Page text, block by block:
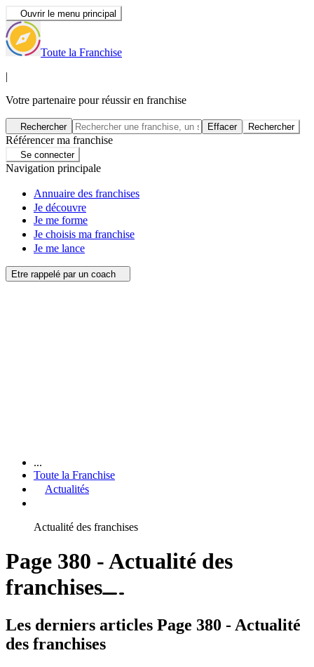
Ouvrir le menu principal
Toute la Franchise
|
Votre partenaire pour réussir en franchise
Rechercher Effacer Rechercher
Référencer ma franchise
Se connecter
Navigation principale
Annuaire des franchises
Je découvre
Je me forme
Je choisis ma franchise
Je me lance
Etre rappelé par un coach
...
Toute la Franchise
Actualités
Actualité des franchises
Page 380 - Actualité des
franchises
Les derniers articles Page 380 - Actualité
des franchises